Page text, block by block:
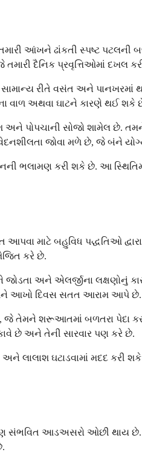
આંખને ઢાંકતી સ્પષ્ટ પટલની
દૈનિક પ્રવૃત્તિઓમાં દખલ
રીતે વસંત અને પાનખરમાં
વાળ અથવા ઘાટને કારણે થઈ શકે
અને પોપચાની સોજો શામેલ છે.
જોવા મળે છે, જે બંને યોગ્ય
ભલામણ કરી શકે છે. આ
માટે બહુવિધ પદ્ધતિઓ
કરે છે.
જોડતા અને એલર્જીના
આખો દિવસ સતત આરામ આપે છે.
જે તેમને શરૂઆતમાં બળતરા પેદા
છે અને તેની સારવાર પણ કરે છે.
લાલાશ ઘટાડવામાં મદદ કરી
સંભવિત આડઅસરો ઓછી થાય